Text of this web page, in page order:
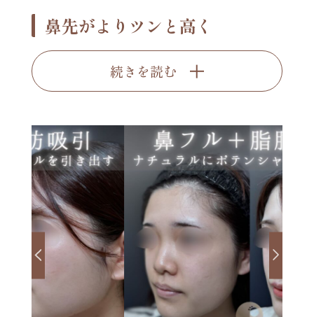
鼻先がよりツンと高く
続きを読む